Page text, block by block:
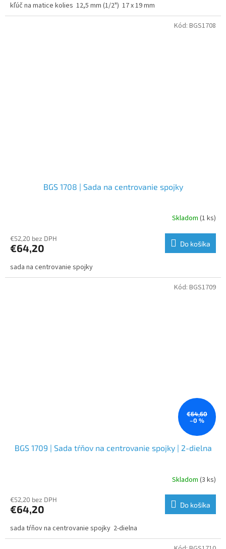
kľúč na matice kolies 12,5 mm (1/2") 17 x 19 mm
BGS 1708 | Sada na centrovanie spojky
Skladom (1 ks)
€52,20 bez DPH
€64,20 Do košíka
sada na centrovanie spojky
Kód: BGS1708
€64,60
–0 %
BGS 1709 | Sada tŕňov na centrovanie spojky | 2-dielna
Skladom (3 ks)
€52,20 bez DPH
€64,20 Do košíka
sada tŕňov na centrovanie spojky 2-dielna
Kód: BGS1709